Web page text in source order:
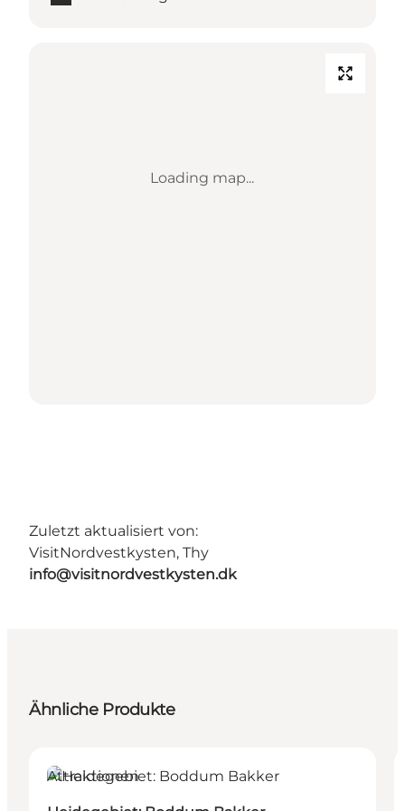
Loading map...
Zuletzt aktualisiert von:
VisitNordvestkysten, Thy
info@visitnordvestkysten.dk
Ähnliche Produkte
Attraktionen